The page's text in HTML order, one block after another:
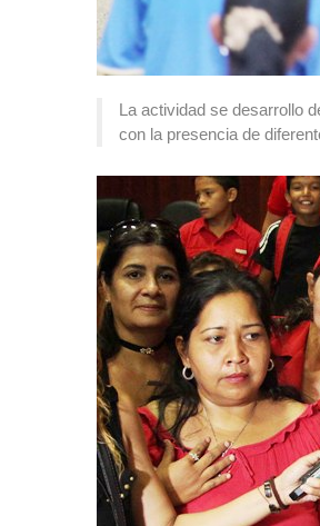
La actividad se desarrollo
con la presencia de